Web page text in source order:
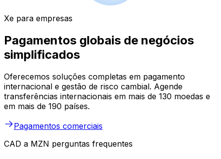
Xe para empresas
Pagamentos globais de negócios
simplificados
Oferecemos soluções completas em pagamento
internacional e gestão de risco cambial. Agende
transferências internacionais em mais de 130 moedas e
em mais de 190 países.
Pagamentos comerciais
CAD a MZN perguntas frequentes